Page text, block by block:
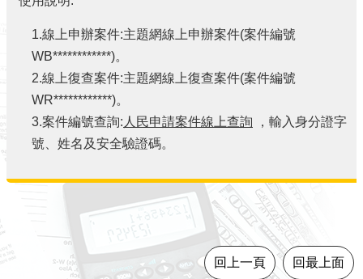
客
1.線上申辦案件:主題網線上申辦案件(案件編號
WB************)。
2.線上復查案件:主題網線上復查案件(案件編號
WR************)。
3.案件編號查詢: 人民申請案件線上查詢 ，輸入身分證字
號、姓名及安全驗證碼。
回上一頁 回最上面